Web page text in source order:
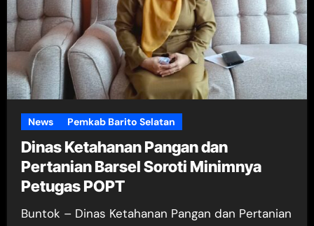
News Pemkab Barito Selatan
Dinas Ketahanan Pangan dan
Pertanian Barsel Soroti Minimnya
Petugas POPT
Buntok – Dinas Ketahanan Pangan dan Pertanian